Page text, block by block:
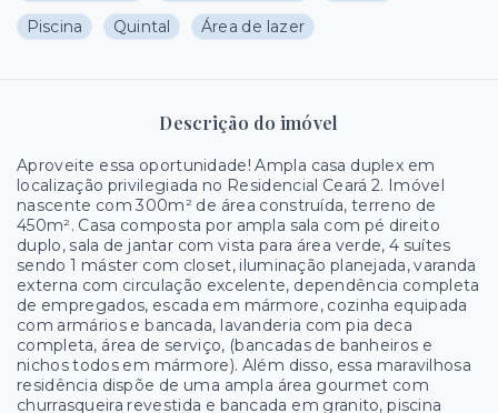
Piscina
Quintal Área de lazer
Descrição do imóvel
Aproveite essa oportunidade! Ampla casa duplex em
localização privilegiada no Residencial Ceará 2. Imóvel
nascente com 300m² de área construída, terreno de
450m². Casa composta por ampla sala com pé direito
duplo, sala de jantar com vista para área verde, 4 suítes
sendo 1 máster com closet, iluminação planejada, varanda
externa com circulação excelente, dependência completa
de empregados, escada em mármore, cozinha equipada
com armários e bancada, lavanderia com pia deca
completa, área de serviço, (bancadas de banheiros e
nichos todos em mármore). Além disso, essa maravilhosa
residência dispõe de uma ampla área gourmet com
churrasqueira revestida e bancada em granito, piscina